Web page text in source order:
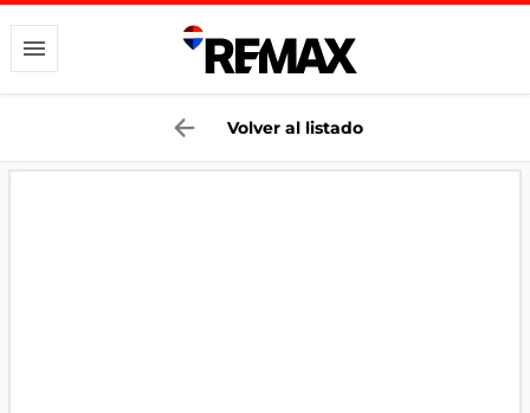
Volver al listado